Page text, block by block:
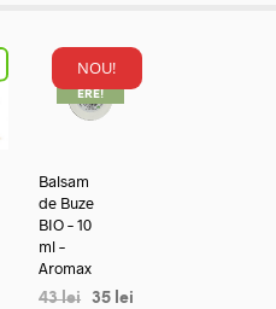
NOU!
REDUC
ERE!
Balsam
de Buze
BIO – 10
ml –
Aromax
43lei 35 lei